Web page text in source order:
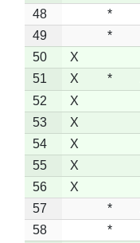
48
*
49
*
50
X
51
X *
52
X
53
X
54
X
55
X
56
X
57
*
58
*